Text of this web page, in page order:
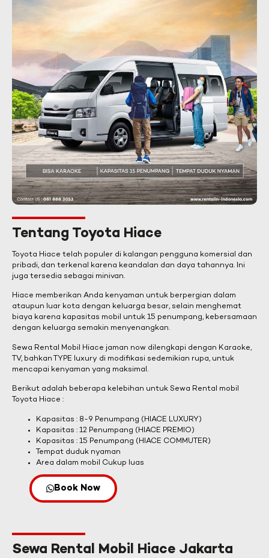
Tentang Toyota Hiace
Toyota Hiace telah populer di kalangan pengguna komersial dan
pribadi, dan terkenal karena keandalan dan daya tahannya. Ini
juga tersedia sebagai minivan.
Hiace memberikan Anda kenyaman untuk berpergian dalam
ataupun luar kota dengan keluarga besar, selain menghemat
biaya karena kapasitas mobil untuk 15 penumpang, kebersamaan
dengan keluarga semakin menyenangkan.
Sewa Rental Mobil Hiace jaman now dilengkapi dengan Karaoke,
TV, bahkan TYPE luxury di modifikasi sedemikian rupa, untuk
mencapai kenyaman yang maksimal.
Berikut adalah beberapa kelebihan untuk Sewa Rental mobil
Toyota Hiace :
Kapasitas : 8-9 Penumpang (HIACE LUXURY)
Kapasitas : 12 Penumpang (HIACE PREMIO)
Kapasitas : 15 Penumpang (HIACE COMMUTER)
Tempat duduk nyaman
Area dalam mobil Cukup luas
Book Now
Sewa Rental Mobil Hiace Jakarta